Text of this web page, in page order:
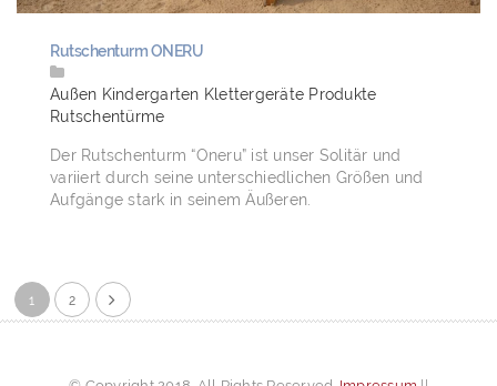
Rutschenturm ONERU
Außen Kindergarten Klettergeräte Produkte
Rutschentürme
Der Rutschenturm “Oneru” ist unser Solitär und
variiert durch seine unterschiedlichen Größen und
Aufgänge stark in seinem Äußeren.
1 2